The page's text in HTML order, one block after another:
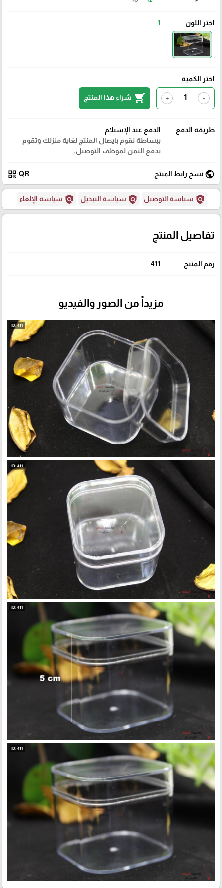
اختر اللون 1
اختر الكمية
-
+
shopping_cart شراء هذا المنتج
طريقة الدفع
الدفع عند الإستلام
ببساطة نقوم بايصال المنتج لغاية منزلك وتقوم
بدفع الثمن لموظف التوصيل.
public نسخ رابط المنتج QR
qr_code
policy سياسة التوصيل policy سياسة التبديل policy سياسة الإلغاء
تفاصيل المنتج
رقم المنتج 411
مزيداً من الصور والفيديو